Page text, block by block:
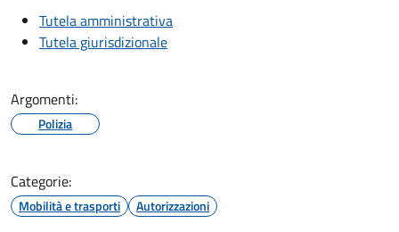
Tutela amministrativa
Tutela giurisdizionale
Argomenti:
Polizia
Categorie:
Mobilità e trasporti Autorizzazioni